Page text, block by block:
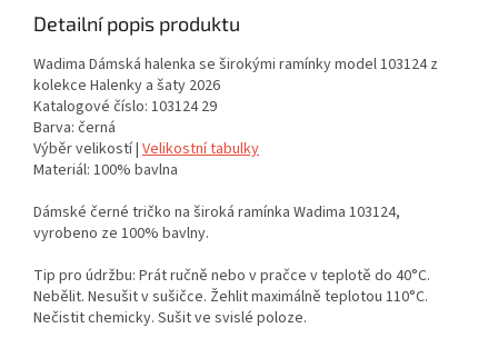
Detailní popis produktu
Wadima Dámská halenka se širokými ramínky model 103124 z
kolekce Halenky a šaty 2026
Katalogové číslo: 103124 29
Barva: černá
Výběr velikostí | Velikostní tabulky
Materiál: 100% bavlna
Dámské černé tričko na široká ramínka Wadima 103124,
vyrobeno ze 100% bavlny.
Tip pro údržbu: Prát ručně nebo v pračce v teplotě do 40°C.
Nebělit. Nesušit v sušičce. Žehlit maximálně teplotou 110°C.
Nečistit chemicky. Sušit ve svislé poloze.